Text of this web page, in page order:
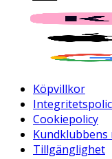
Köpvillkor
Cookiepolicy
Kundklubbens
Tillgänglighet